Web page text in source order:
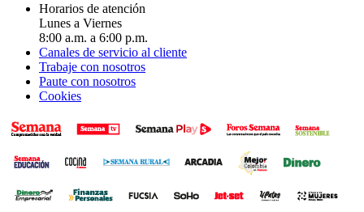
Horarios de atención
Lunes a Viernes
8:00 a.m. a 6:00 p.m.
Canales de servicio al cliente
Trabaje con nosotros
Paute con nosotros
Cookies